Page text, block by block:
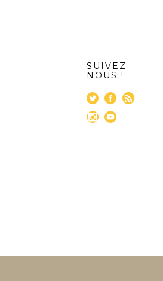
SUIVEZ
NOUS !